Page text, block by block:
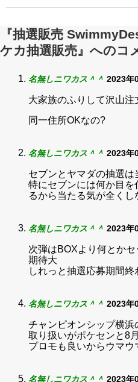
『抽選販売
ケカ抽選販売』へのコ
名無しニワカス＾＾ 2023年
大家族のふりして沢山注
同一住所OKなの?
名無しニワカス＾＾ 2023年
セブンとヤマダの抽選は
特にセブンには何か目
るから当たる気が全くし
名無しニワカス＾＾ 2023年
次弾はBOXより何とか
期待大
しれっと抽選応募期間終
名無しニワカス＾＾ 2023年
チャンピオンシップ横浜
取り扱いがポケセンと8
プロモも良いからウマウ
名無しニワカス＾＾ 2023年